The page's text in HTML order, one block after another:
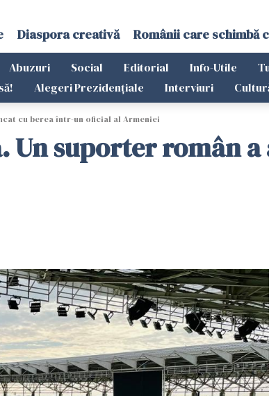
Diaspora creativă Românii care schimbă
Abuzuri Social Editorial Info-Utile
Alegeri Prezidențiale Interviuri
cu berea într-un oficial al Armeniei
Un suporter român